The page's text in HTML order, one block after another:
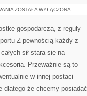
UNIWERSALNIE
PICIE
ILOŚCI
KORZYSTNIE
NA
ZOSTAŁA WYŁĄCZONA
gospodarczą, z reguły
Z pewnością każdy z
sił stara się na
Przeważnie są to
w innej postaci
dlatego że chcemy posiadać